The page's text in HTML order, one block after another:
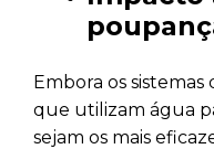
Embora os
que utilizam água
sejam os mais